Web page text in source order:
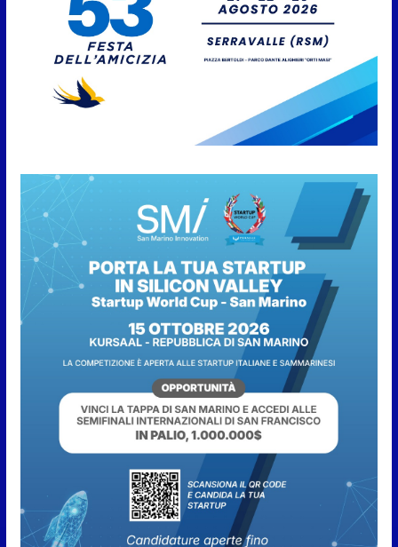
San Marino. “Cena Tramonto &
Live” una serata di
divertimento, arte, buona
cucina e solidarietà, a Faetano.
Con la firma e la regia di
8 Agosto 2026